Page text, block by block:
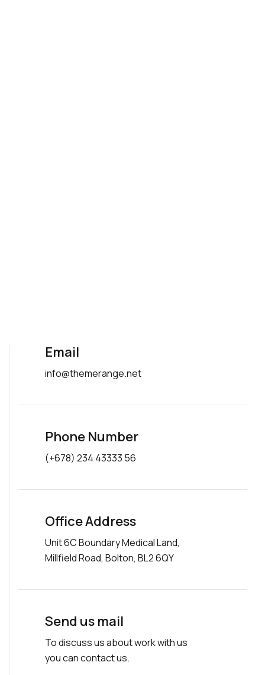
Email
info@themerange.net
Phone Number
(+678) 234 43333 56
Office Address
Unit 6C Boundary Medical Land,
Millfield Road, Bolton, BL2 6QY
Send us mail
To discuss us about work with us
you can contact us.